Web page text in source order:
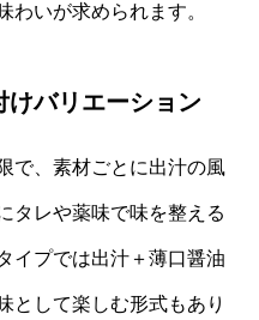
わいが求められます。
けバリエーション
で、素材ごとに出汁の風
タレや薬味で味を整える
イプでは出汁＋薄口醤油
として楽しむ形式もあり